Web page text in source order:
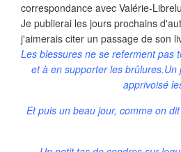
correspondance avec Valérie-
Je publierai les jours prochains
j'aimerais citer un passage de son
Les blessures ne se referment pas
et à en supporter les
apprivoisé
Et puis un beau jour, comme on